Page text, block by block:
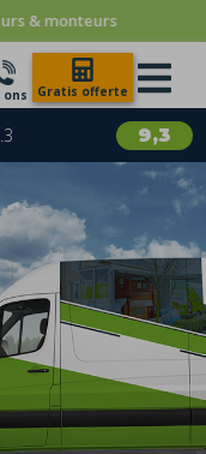
& monteurs
ons Gratis offerte
9,3